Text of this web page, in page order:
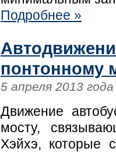
Подробнее »
понтонному
5 апреля 2013 года
Движение
мосту,
Хэйхэ, которые